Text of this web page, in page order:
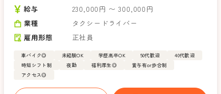
給与
230,000円 〜 300,000円
業種
タクシードライバー
雇用形態
正社員
車バイク◎ 未経験OK 学歴高卒OK 50代歓迎
40代歓迎
時短シフト制
夜勤 福利厚生◎
賞与有or歩合制
アクセス◎